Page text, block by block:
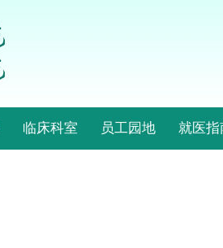
临床科室 员工园地 就医指